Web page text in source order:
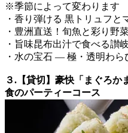
※季節によって変わります
・香り弾ける 黒トリュフと
・豊洲直送！旬魚と彩り野
・旨味昆布出汁で食べる讃
・水の宝石 ― 極・透明わ
３.【貸切】豪快「まぐろか
食のパーティーコース